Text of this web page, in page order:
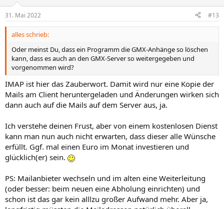
31. Mai 2022 #13
alles schrieb:
Oder meinst Du, dass ein Programm die GMX-Anhänge so löschen
kann, dass es auch an den GMX-Server so weitergegeben und
vorgenommen wird?
IMAP ist hier das Zauberwort. Damit wird nur eine Kopie der
Mails am Client heruntergeladen und Änderungen wirken sich
dann auch auf die Mails auf dem Server aus, ja.
Ich verstehe deinen Frust, aber von einem kostenlosen Dienst
kann man nun auch nicht erwarten, dass dieser alle Wünsche
erfüllt. Ggf. mal einen Euro im Monat investieren und
glücklich(er) sein.
PS: Mailanbieter wechseln und im alten eine Weiterleitung
(oder besser: beim neuen eine Abholung einrichten) und
schon ist das gar kein alllzu großer Aufwand mehr. Aber ja,